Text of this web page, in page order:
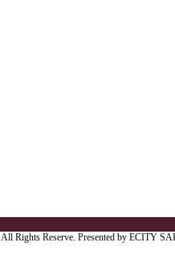
All Rights Reserve. Presented by ECITY